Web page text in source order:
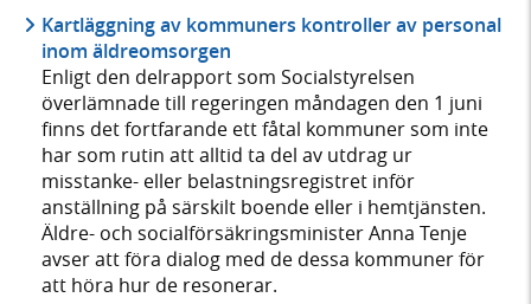
Kartläggning av kommuners kontroller av personal
inom äldreomsorgen
Enligt den delrapport som Socialstyrelsen
överlämnade till regeringen måndagen den 1 juni
finns det fortfarande ett fåtal kommuner som inte
har som rutin att alltid ta del av utdrag ur
misstanke- eller belastningsregistret inför
anställning på särskilt boende eller i hemtjänsten.
Äldre- och socialförsäkringsminister Anna Tenje
avser att föra dialog med de dessa kommuner för
att höra hur de resonerar.